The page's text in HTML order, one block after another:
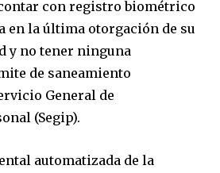
con registro biométrico
en la última otorgación de su
y no tener ninguna
de saneamiento
General de
(Segip).
automatizada de la